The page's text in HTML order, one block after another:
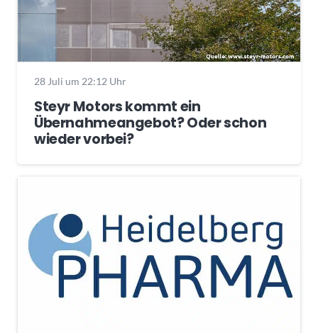
28 Juli um 22:12 Uhr
Steyr Motors kommt ein
Übernahmeangebot? Oder schon
wieder vorbei?